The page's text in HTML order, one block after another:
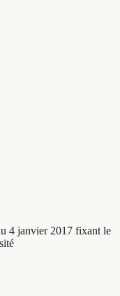
4 janvier 2017 fixant le